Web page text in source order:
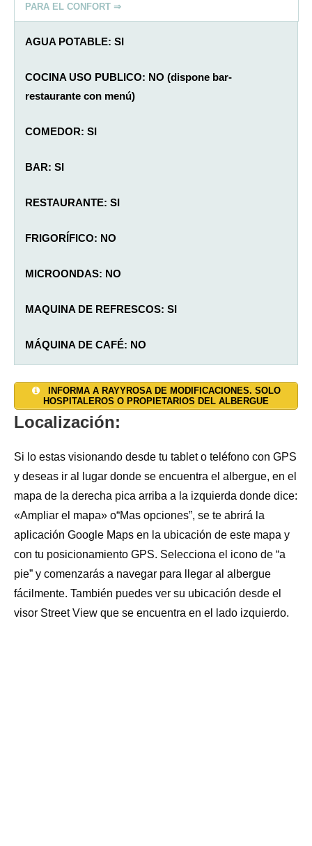
PARA EL CONFORT ⇒
AGUA POTABLE: SI
COCINA USO PUBLICO: NO (dispone bar-
restaurante con menú)
COMEDOR: SI
BAR: SI
RESTAURANTE: SI
FRIGORÍFICO: NO
MICROONDAS: NO
MAQUINA DE REFRESCOS: SI
MÁQUINA DE CAFÉ: NO
JARDÍN: SI (muy amplia)
ALOJAMIENTO PRIVADO: SI (7 habitaciones dobles)
DUCHAS: 8 en el hostel, 2 por habitación + 1 en cada
habitación privada.
INODOROS: 4 en el hostel, 1 por habitación+1 en
cada habitación privada
LAVADORA: SI (coste adicional)
LAVADERO: SI
SECADORA: SI (coste adicional)
CALEFACCIÓN: SI (soloradiante)
INTERNET WI-FI: SI
RESGUARDO BICICLETAS: SI
ESTABLO: NO (dispone de pradoal lado)
ADMITE MASCOTAS: NO
INFORMA A RAYYROSA DE MODIFICACIONES. SOLO
HOSPITALEROS O PROPIETARIOS DEL ALBERGUE
Localización:
Si lo estas visionando desde tu tablet o teléfono con GPS
y deseas ir al lugar donde se encuentra el albergue, en el
mapa de la derecha pica arriba a la izquierda donde dice:
«Ampliar el mapa» o“Mas opciones”, se te abrirá la
aplicación Google Maps en la ubicación de este mapa y
con tu posicionamiento GPS. Selecciona el icono de “a
pie” y comenzarás a navegar para llegar al albergue
fácilmente. También puedes ver su ubicación desde el
visor Street View que se encuentra en el lado izquierdo.